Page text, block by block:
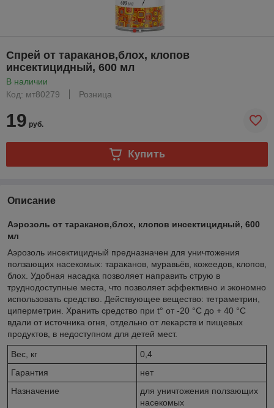
Спрей от тараканов,блох, клопов
инсектицидный, 600 мл
В наличии
Код: мт80279
Розница
19 руб.
Купить
Описание
Аэрозоль от тараканов,блох, клопов инсектицидный, 600
мл
Аэрозоль инсектицидный предназначен для уничтожения
ползающих насекомых: тараканов, муравьёв, кожеедов, клопов,
блох. Удобная насадка позволяет направить струю в
труднодоступные места, что позволяет эффективно и экономно
использовать средство. Действующее вещество: тетраметрин,
циперметрин. Хранить средство при t° от -20 °С до + 40 °С
вдали от источника огня, отдельно от лекарств и пищевых
продуктов, в недоступном для детей мест.
Вес, кг
0,4
Гарантия
нет
Назначение
для уничтожения ползающих
насекомых